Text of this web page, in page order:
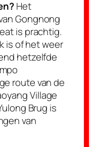
Het
Gongnong
is prachtig.
is of het weer
hetzelfde
route van de
Village
Brug is
van